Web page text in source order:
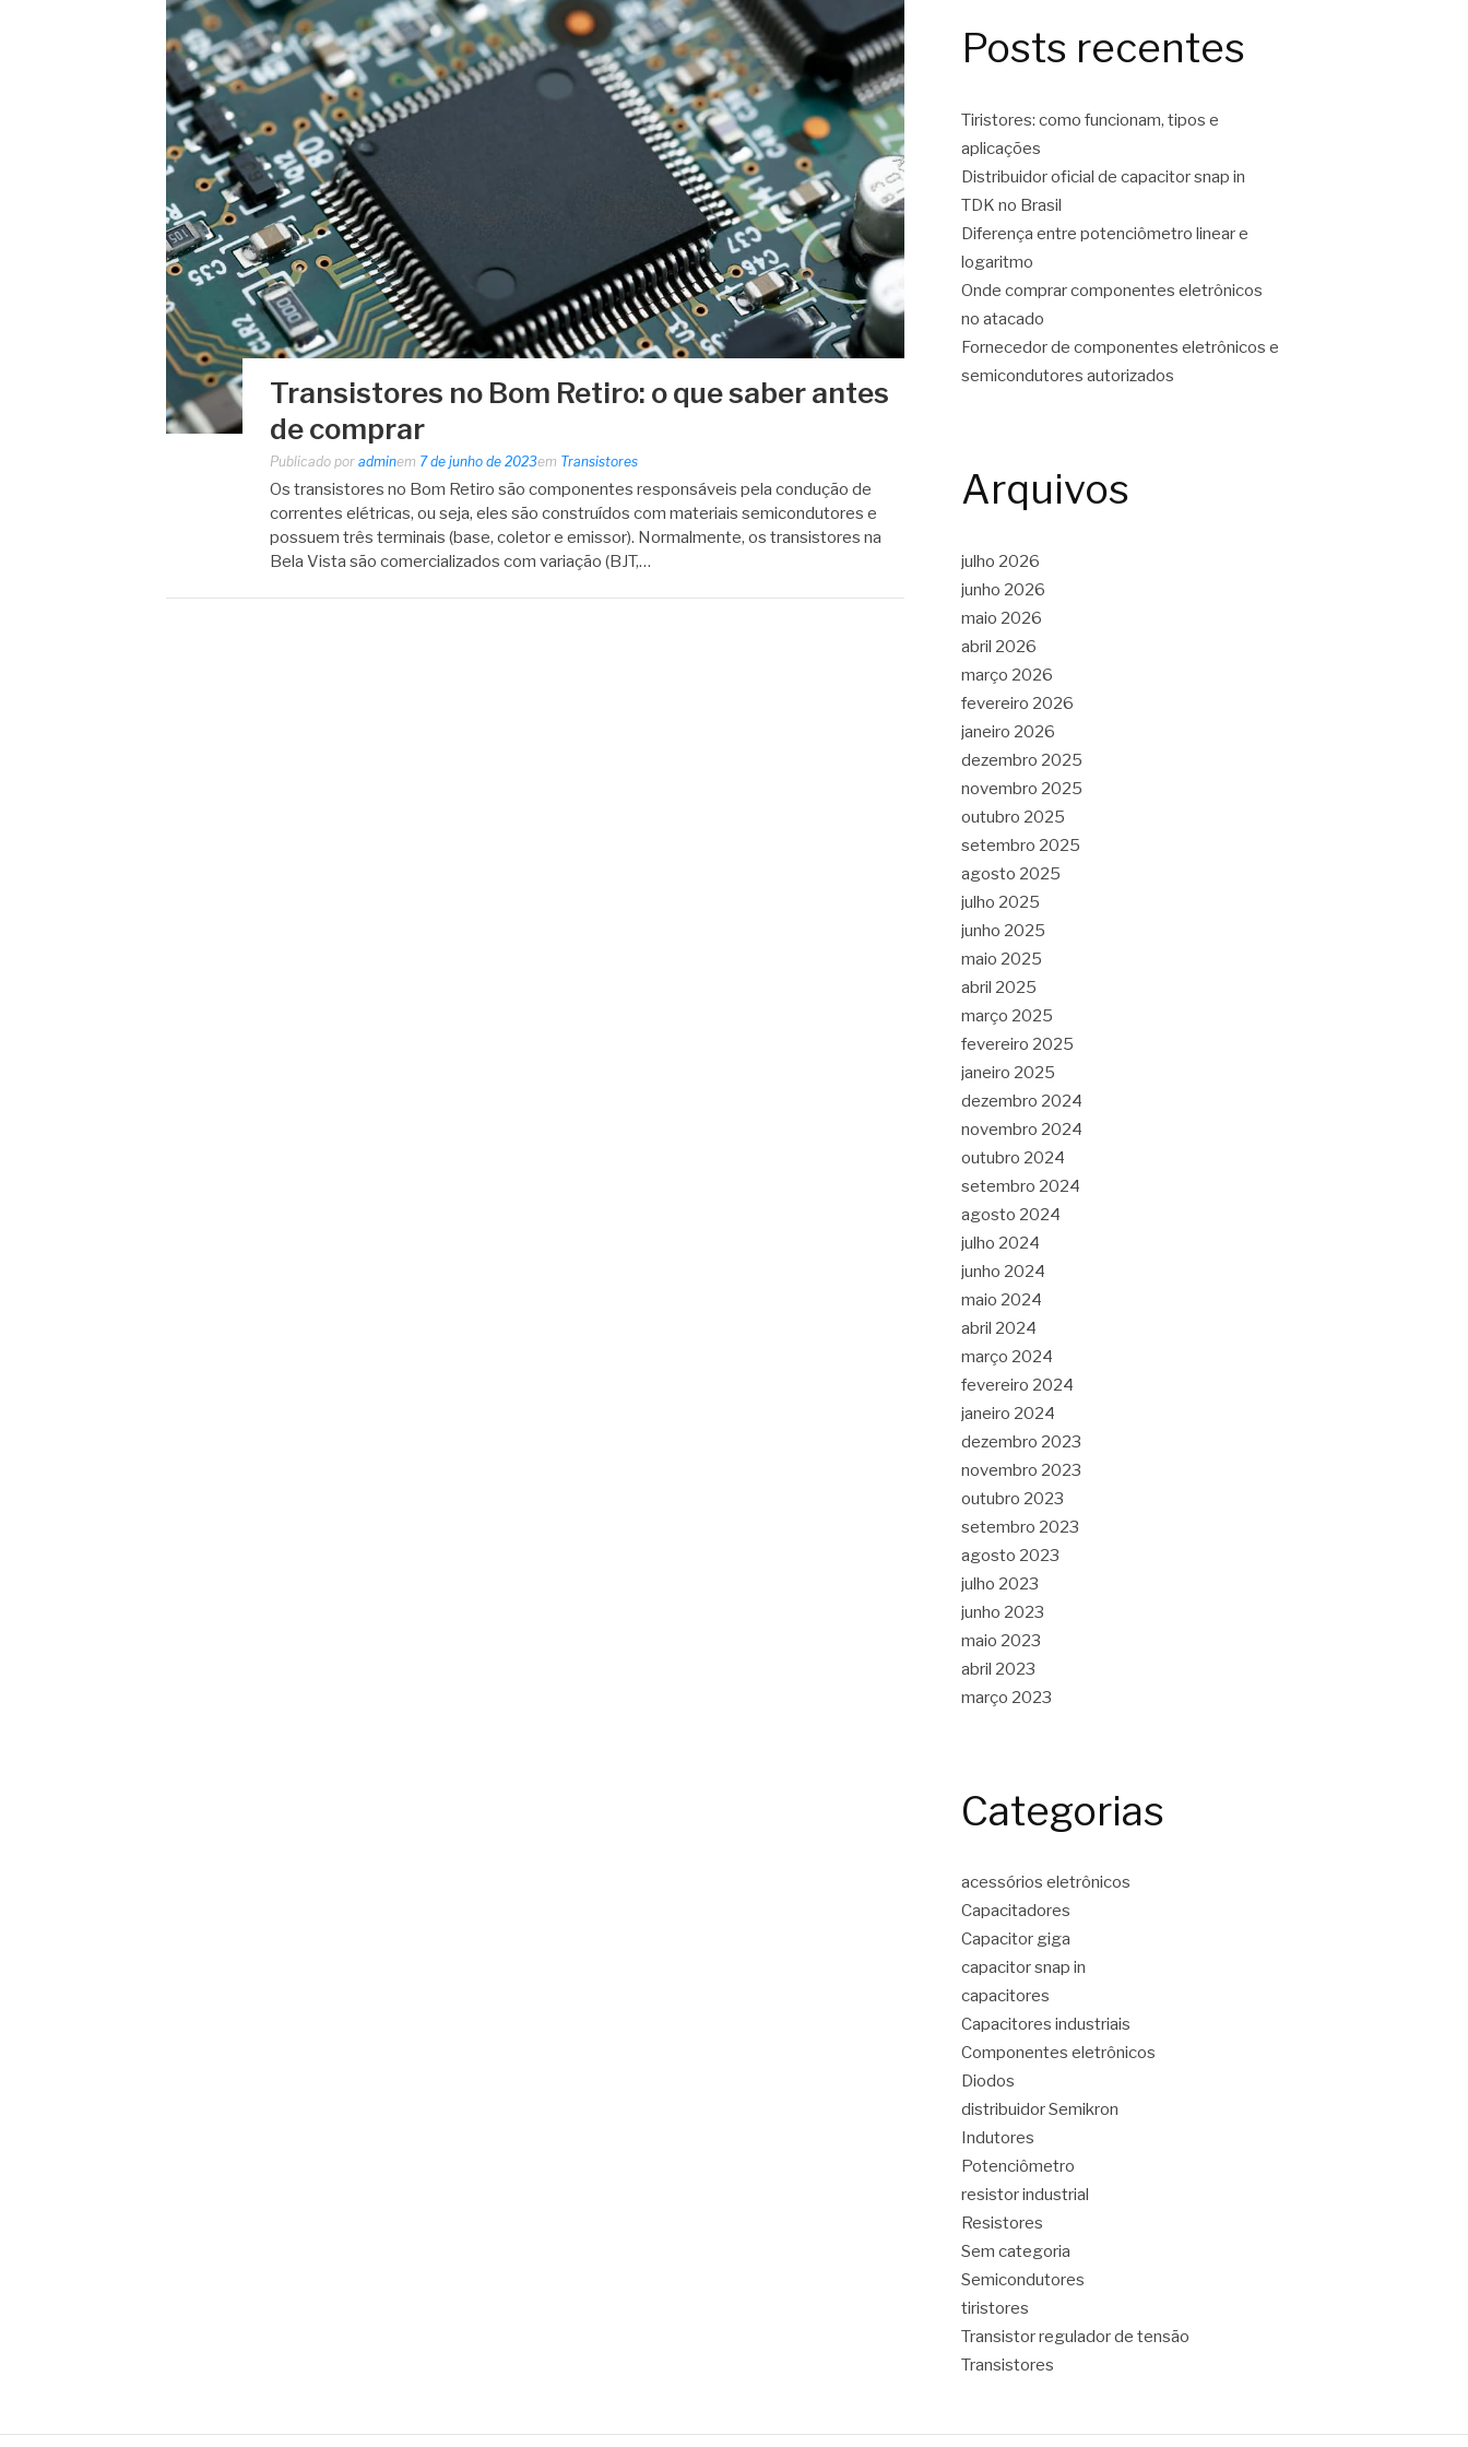
Transistores no Bom Retiro: o que saber antes
de comprar
Publicado por adminem 7 de junho de 2023em Transistores
Os transistores no Bom Retiro são componentes responsáveis pela condução de
correntes elétricas, ou seja, eles são construídos com materiais semicondutores e
possuem três terminais (base, coletor e emissor). Normalmente, os transistores na
Bela Vista são comercializados com variação (BJT,…
Posts recentes
Tiristores: como funcionam, tipos e
aplicações
Distribuidor oficial de capacitor snap in
TDK no Brasil
Diferença entre potenciômetro linear e
logaritmo
Onde comprar componentes eletrônicos
no atacado
Fornecedor de componentes eletrônicos e
semicondutores autorizados
Arquivos
julho 2026
junho 2026
maio 2026
abril 2026
março 2026
fevereiro 2026
janeiro 2026
dezembro 2025
novembro 2025
outubro 2025
setembro 2025
agosto 2025
julho 2025
junho 2025
maio 2025
abril 2025
março 2025
fevereiro 2025
janeiro 2025
dezembro 2024
novembro 2024
outubro 2024
setembro 2024
agosto 2024
julho 2024
junho 2024
maio 2024
abril 2024
março 2024
fevereiro 2024
janeiro 2024
dezembro 2023
novembro 2023
outubro 2023
setembro 2023
agosto 2023
julho 2023
junho 2023
maio 2023
abril 2023
março 2023
Categorias
acessórios eletrônicos
Capacitadores
Capacitor giga
capacitor snap in
capacitores
Capacitores industriais
Componentes eletrônicos
Diodos
distribuidor Semikron
Indutores
Potenciômetro
resistor industrial
Resistores
Sem categoria
Semicondutores
tiristores
Transistor regulador de tensão
Transistores